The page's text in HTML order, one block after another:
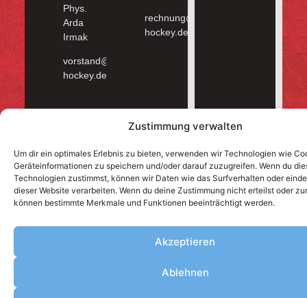
Zustimmung verwalten
Um dir ein optimales Erlebnis zu bieten, verwenden wir Technologien wie
Geräteinformationen zu speichern und/oder darauf zuzugreifen. Wenn du
Technologien zustimmst, können wir Daten wie das Surfverhalten oder
dieser Website verarbeiten. Wenn du deine Zustimmung nicht erteilst oder
können bestimmte Merkmale und Funktionen beeinträchtigt werden.
Akzeptieren
Ablehnen
Phys.
Arda
Irmak
vorstand@ehc-
hockey.de
rechnung@ehc-
hockey.de